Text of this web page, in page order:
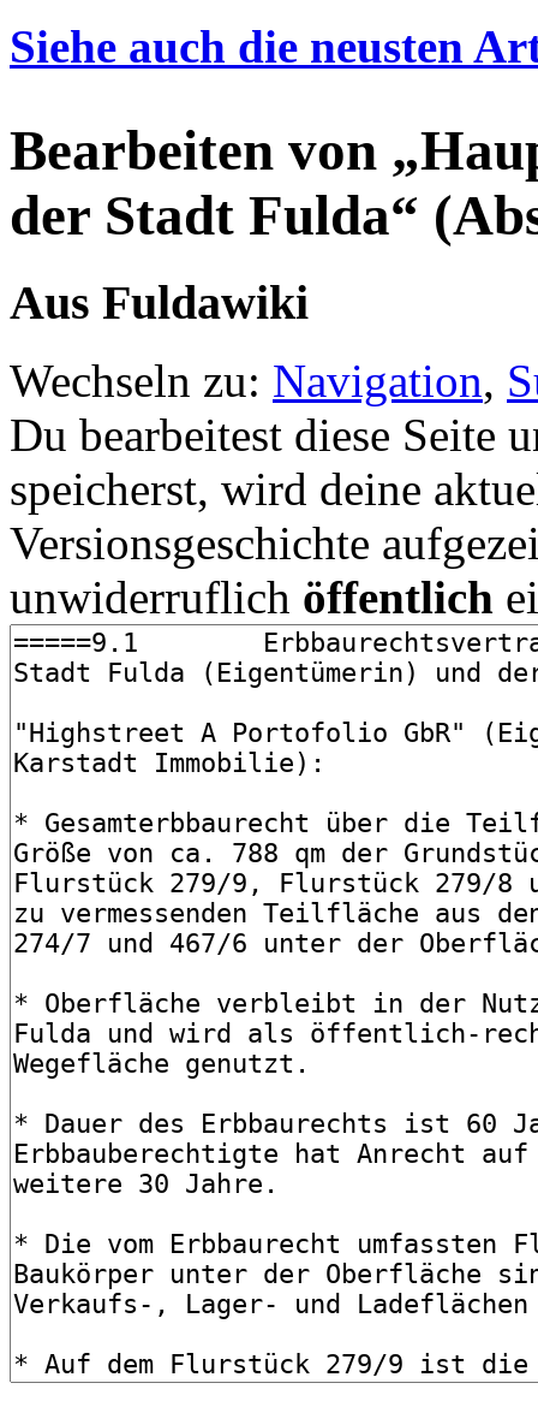
Siehe auch die neusten
Bearbeiten von
der Stadt Fulda“
Aus Fuldawiki
Wechseln zu: Navigation,
Du bearbeitest diese Seite
speicherst, wird deine
Versionsgeschichte
unwiderruflich öffentlich